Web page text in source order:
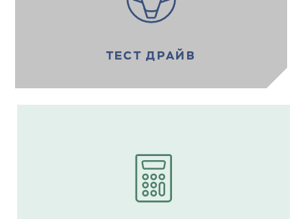
ТЕСТ ДРАЙВ